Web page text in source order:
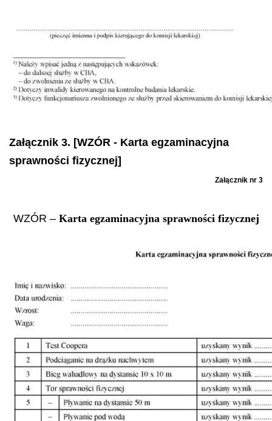
Załącznik 3. [WZÓR - Karta egzaminacyjna
sprawności fizycznej]
Załącznik nr 3
WZÓR – Karta egzaminacyjna sprawności fizycznej